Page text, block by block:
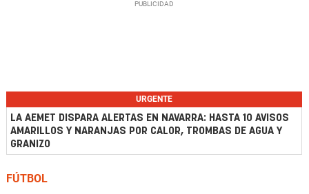
URGENTE
LA AEMET DISPARA ALERTAS EN NAVARRA: HASTA 10 AVISOS
AMARILLOS Y NARANJAS POR CALOR, TROMBAS DE AGUA Y
GRANIZO
FÚTBOL